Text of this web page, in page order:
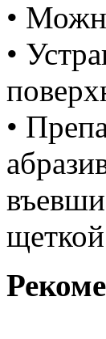
•
•
•
щеткой